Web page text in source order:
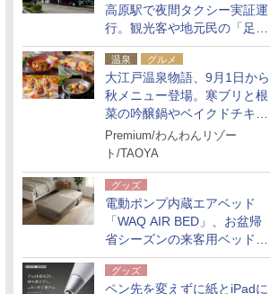
高原駅で夜間タクシー実証運
行。観光客や地元民の「足が
ない」課題解消へ、木金土に
2台体制
温泉 グルメ
大江戸温泉物語、9月1日から
秋メニュー登場。寒ブリと根
菜の吟醸鍋やベイクドチキ
ン、ショコラ＆栗スイーツも
食べ放題に
Premium/わんわんリゾー
ト/TAOYA
グッズ
電動ポンプ内蔵エアベッド
「WAQ AIR BED」、お盆帰
省シーズンの来客用ベッドに
も。使用後は収納バッグでコ
ンパクトに保管
グッズ
ペン先を変えずに紙とiPadに